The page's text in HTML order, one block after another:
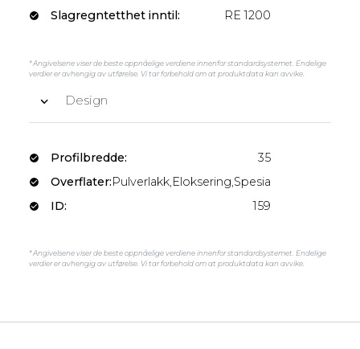
Slagregntetthet inntil:
RE 1200
* Angivelsene viser de beste oppnåelige verdiene innenfor standardsystemet. Endelige
verdier er avhengig av utførelse. Vi tar forbehold om at produktdata kan avvike.
Design
Profilbredde:
35
Overflater:Pulverlakk,Eloksering,Spesiallakk
ID:
159
* Angivelsene viser de beste oppnåelige verdiene innenfor standardsystemet. Endelige
verdier er avhengig av utførelse. Vi tar forbehold om at produktdata kan avvike.